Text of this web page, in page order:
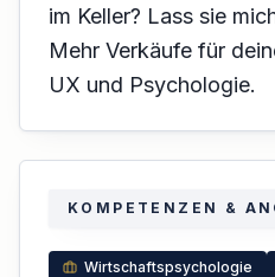
im Keller? Lass sie
Mehr Verkäufe für
UX und Psychologie.
KOMPETENZEN &
Wirtschaftspsychologie